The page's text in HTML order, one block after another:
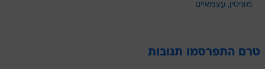
מוניטין עצמאיים
טרם התפרסמו תגובות